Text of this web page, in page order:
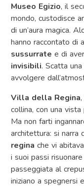
Museo Egizio, il
mondo, custodisce
di un’aura magica.
hanno raccontato di
sussurrate e di
invisibili. Scatta
avvolgere
Villa della Regina
collina, con una
Ma non farti
architettura: si narra
regina che vi
i suoi passi
passeggiata al
iniziano a spegnersi